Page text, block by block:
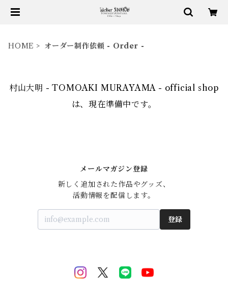
HOME オーダー制作依頼 - Order -
村山大明 - TOMOAKI MURAYAMA - official shop
は、現在準備中です。
メールマガジン登録
新しく追加された作品やグッズ、
活動情報を配信します。
登録